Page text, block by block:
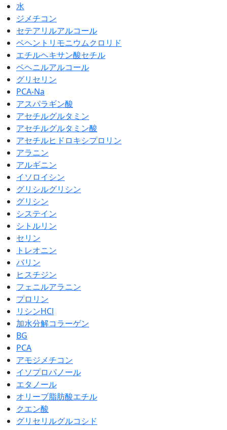
水
ジメチコン
セテアリルアルコール
ベヘントリモニウムクロリド
エチルヘキサン酸セチル
ベヘニルアルコール
グリセリン
PCA-Na
アスパラギン酸
アセチルグルタミン
アセチルグルタミン酸
アセチルヒドロキシプロリン
アラニン
アルギニン
イソロイシン
グリシルグリシン
グリシン
システイン
シトルリン
セリン
トレオニン
バリン
ヒスチジン
フェニルアラニン
プロリン
リシンHCl
加水分解コラーゲン
BG
PCA
アモジメチコン
イソプロパノール
エタノール
オリーブ脂肪酸エチル
クエン酸
グリセリルグルコシド